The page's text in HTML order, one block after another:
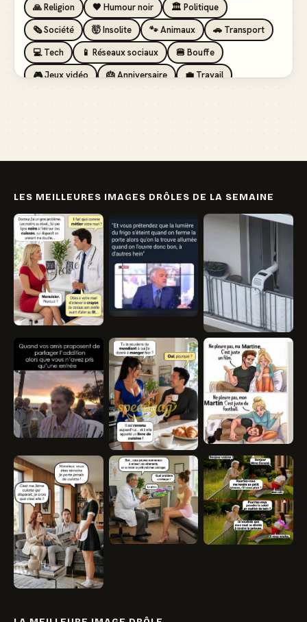
🙏 Religion
🖤 Humour noir
🏛️ Politique
🗞️ Société
🤯 Insolite 🐾 Animaux
🚗 Transport
💻 Tech
📱 Réseaux sociaux
🍔 Bouffe
🎮 Jeux vidéo
🎂 Anniversaire
💼 Travail
LES MEILLEURES IMAGES DRÔLES DE LA SEMAINE